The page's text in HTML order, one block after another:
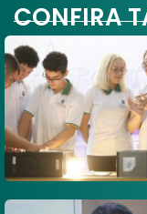
CONFIRA